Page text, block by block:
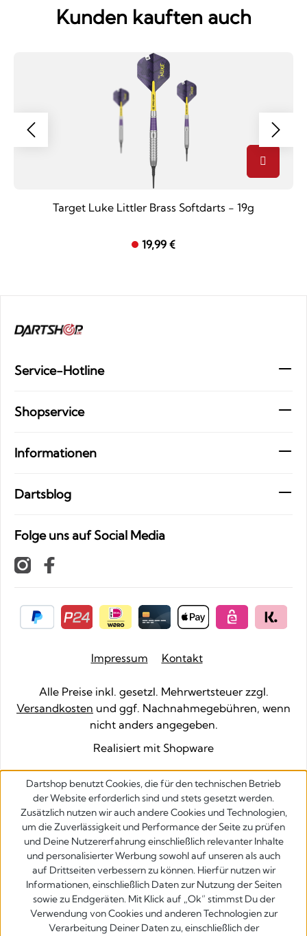
Kunden kauften auch
Target Luke Littler Brass Softdarts - 19g
19,99 €
Service-Hotline
Shopservice
Informationen
Dartsblog
Folge uns auf Social Media
Impressum Kontakt
Alle Preise inkl. gesetzl. Mehrwertsteuer zzgl.
Versandkosten und ggf. Nachnahmegebühren, wenn
nicht anders angegeben.
Realisiert mit Shopware
Dartshop benutzt Cookies, die für den technischen Betrieb
der Website erforderlich sind und stets gesetzt werden.
Zusätzlich nutzen wir auch andere Cookies und Technologien,
um die Zuverlässigkeit und Performance der Seite zu prüfen
und Deine Nutzererfahrung einschließlich relevanter Inhalte
und personalisierter Werbung sowohl auf unseren als auch
auf Drittseiten verbessern zu können. Hierfür nutzen wir
Informationen, einschließlich Daten zur Nutzung der Seiten
sowie zu Endgeräten. Mit Klick auf „Ok” stimmst Du der
Verwendung von Cookies und anderen Technologien zur
Verarbeitung Deiner Daten zu, einschließlich der